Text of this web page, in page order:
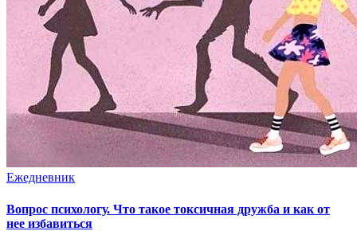
Ежедневник
Вопрос психологу. Что такое токсичная дружба и как от
нее избавиться